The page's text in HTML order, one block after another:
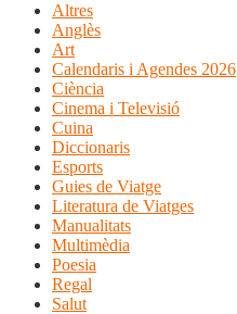
Altres
Anglès
Art
Calendaris i Agendes 2026
Ciència
Cinema i Televisió
Cuina
Diccionaris
Esports
Guies de Viatge
Literatura de Viatges
Manualitats
Multimèdia
Poesia
Regal
Salut